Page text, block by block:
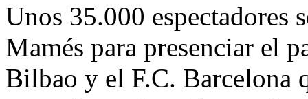
Unos 35.000 espectadores
Mamés para presenciar el
Bilbao y el F.C. Barcelona